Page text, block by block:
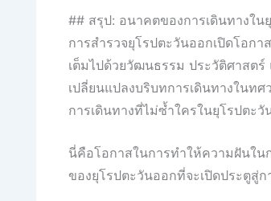
## สรุป: อนาคตของการเดินทางใน
การสำรวจยุโรปตะวันออกเปิดโอก
เต็มไปด้วยวัฒนธรรม ประวัติศาสต
เปลี่ยนแปลงบริบทการเดินทางในท
การเดินทางที่ไม่ซ้ำใครในยุโรปตะวั
นี่คือโอกาสในการทำให้ความฝันใน
ของยุโรปตะวันออกที่จะเปิดประตูสู่